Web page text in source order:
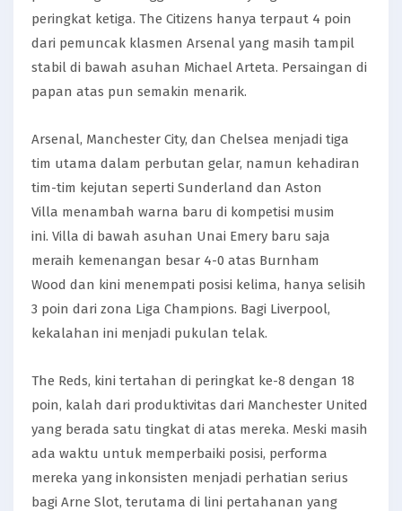
peringkat ketiga. The Citizens hanya terpaut 4 poin
dari pemuncak klasmen Arsenal yang masih tampil
stabil di bawah asuhan Michael Arteta. Persaingan di
papan atas pun semakin menarik.
Arsenal, Manchester City, dan Chelsea menjadi tiga
tim utama dalam perbutan gelar, namun kehadiran
tim-tim kejutan seperti Sunderland dan Aston
Villa menambah warna baru di kompetisi musim
ini. Villa di bawah asuhan Unai Emery baru saja
meraih kemenangan besar 4-0 atas Burnham
Wood dan kini menempati posisi kelima, hanya selisih
3 poin dari zona Liga Champions. Bagi Liverpool,
kekalahan ini menjadi pukulan telak.
The Reds, kini tertahan di peringkat ke-8 dengan 18
poin, kalah dari produktivitas dari Manchester United
yang berada satu tingkat di atas mereka. Meski masih
ada waktu untuk memperbaiki posisi, performa
mereka yang inkonsisten menjadi perhatian serius
bagi Arne Slot, terutama di lini pertahanan yang